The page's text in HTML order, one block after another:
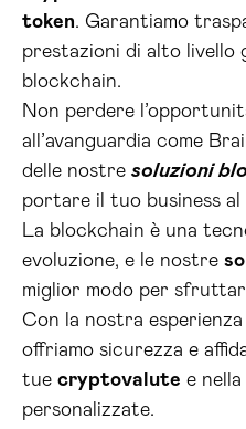
token. Garantiamo
prestazioni di alto livello
blockchain.
Non perdere
all’avanguardia come
delle nostre soluzioni
portare il tuo business al
La blockchain è una
evoluzione, e le nostre
miglior modo per
Con la nostra
offriamo sicurezza e
tue cryptovalute e
personalizzate.